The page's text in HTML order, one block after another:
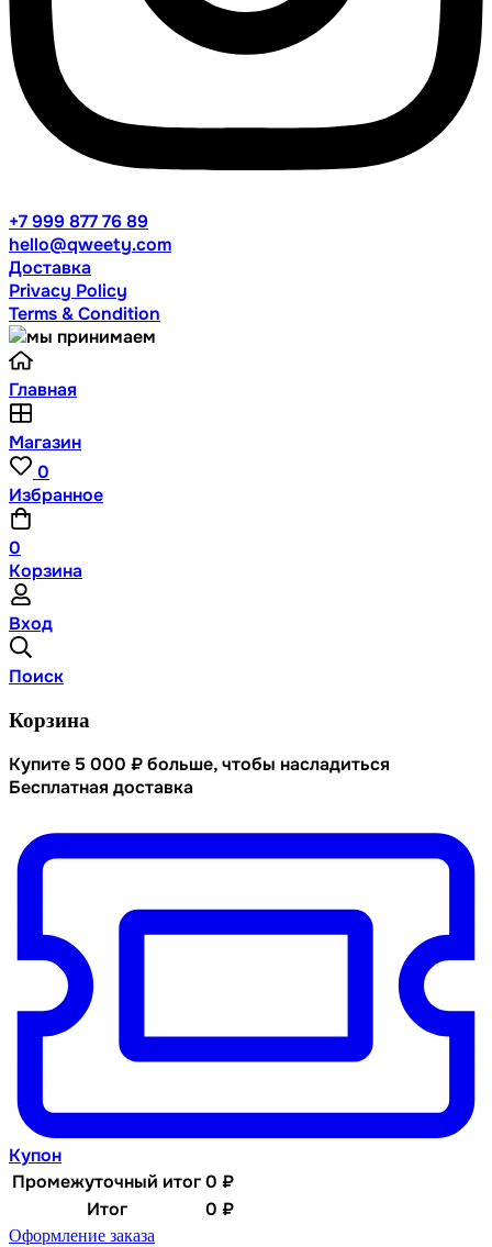
+7 999 877 76 89
hello@qweety.com
Доставка
Privacy Policy
Terms & Condition
Главная
Магазин
0
Избранное
0
Корзина
Вход
Поиск
Корзина
Купите 5 000 ₽больше, чтобы насладиться
Бесплатная доставка
Купон
Промежуточный итог0 ₽
Итог
0 ₽
Оформление заказа